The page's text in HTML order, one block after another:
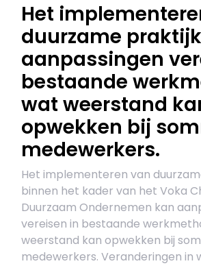
Het
duurzame
aanpassingen
bestaande
wat weerstand
opwekken bij
medewerkers.
Het implementeren van
binnen het kader van het Voka
Duurzaam Ondernemen kan
vereisen in bestaande
weerstand kan opwekken bij
medewerkers. Veranderingen in